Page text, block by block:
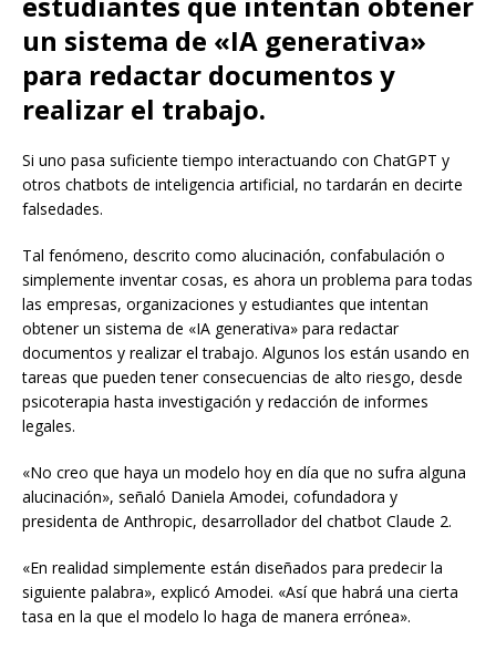
un sistema de «IA generativa»
para redactar documentos y
realizar el trabajo.
Si uno pasa suficiente tiempo interactuando con ChatGPT y
otros chatbots de inteligencia artificial, no tardarán en decirte
falsedades.
Tal fenómeno, descrito como alucinación, confabulación o
simplemente inventar cosas, es ahora un problema para todas
las empresas, organizaciones y estudiantes que intentan
obtener un sistema de «IA generativa» para redactar
documentos y realizar el trabajo. Algunos los están usando en
tareas que pueden tener consecuencias de alto riesgo, desde
psicoterapia hasta investigación y redacción de informes
legales.
«No creo que haya un modelo hoy en día que no sufra alguna
alucinación», señaló Daniela Amodei, cofundadora y
presidenta de Anthropic, desarrollador del chatbot Claude 2.
«En realidad simplemente están diseñados para predecir la
siguiente palabra», explicó Amodei. «Así que habrá una cierta
tasa en la que el modelo lo haga de manera errónea».